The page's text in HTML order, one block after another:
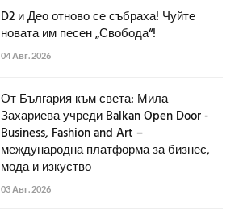
D2 и Део отново се събраха! Чуйте
новата им песен „Свобода“!
04 Авг. 2026
От България към света: Мила
Захариева учреди Balkan Open Door -
Business, Fashion and Art –
международна платформа за бизнес,
мода и изкуство
03 Авг. 2026